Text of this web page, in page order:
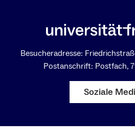
Besucheradresse:
Postanschrift: Postfach,
Soziale